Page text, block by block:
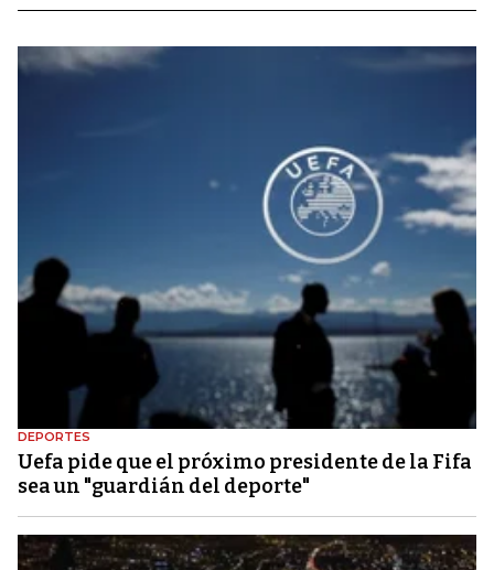
DEPORTES
Uefa pide que el próximo presidente de la Fifa
sea un "guardián del deporte"